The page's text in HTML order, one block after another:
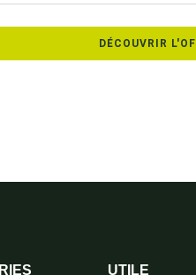
DÉCOUVRIR
UTILE